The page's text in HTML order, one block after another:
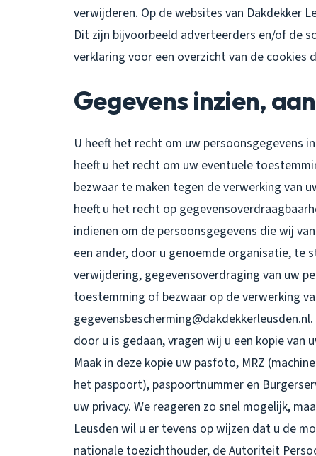
verwijderen. Op de websites van Dakdekker
Dit zijn bijvoorbeeld adverteerders en/of de
verklaring voor een overzicht van de cookies
Gegevens inzien,
U heeft het recht om uw persoonsgegevens
heeft u het recht om uw eventuele
bezwaar te maken tegen de verwerking van
heeft u het recht op
indienen om de persoonsgegevens die wij
een ander, door u genoemde organisatie, te
verwijdering, gegevensoverdraging van uw
toestemming of bezwaar op de verwerking
door u is gedaan, vragen wij u een kopie
Maak in deze kopie uw pasfoto, MRZ
het paspoort), paspoortnummer en
uw privacy. We reageren zo snel mogelijk,
Leusden wil u er tevens op wijzen dat u de
nationale toezichthouder, de Autoriteit